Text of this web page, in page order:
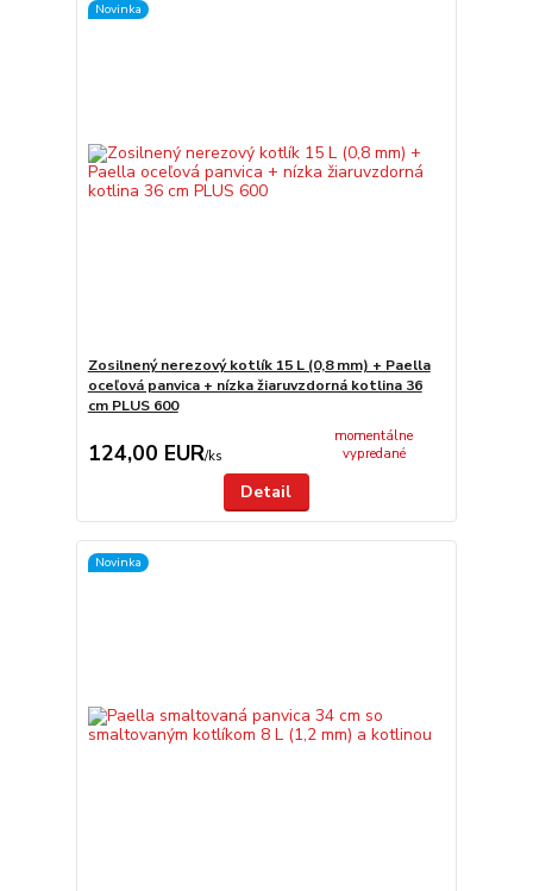
Novinka
Zosilnený nerezový kotlík 15 L (0,8 mm) + Paella
oceľová panvica + nízka žiaruvzdorná kotlina 36
cm PLUS 600
124,00 EUR/ks
momentálne
vypredané
Detail
Novinka